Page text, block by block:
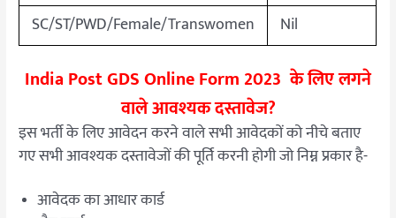
SC/ST/PWD/Female/Transwomen
Nil
India Post GDS Online Form 2023 के लिए लगने
वाले आवश्यक दस्तावेज?
इस भर्ती के लिए आवेदन करने वाले सभी आवेदकों को नीचे बताए
गए सभी आवश्यक दस्तावेजों की पूर्ति करनी होगी जो निम्न प्रकार है-
आवेदक का आधार कार्ड